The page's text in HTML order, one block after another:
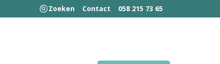
Zoeken Contact 058 215 73 65